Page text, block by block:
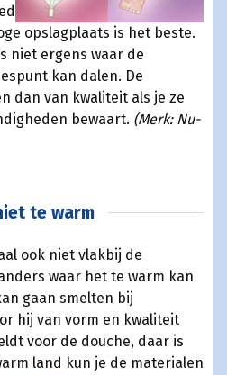
opslagplaats is het beste.
niet ergens waar de
kan dalen. De
dan van kwaliteit als je ze
bewaart. (Merk: Nu-
te warm
ook niet vlakbij de
waar het te warm kan
gaan smelten bij
hij van vorm en kwaliteit
voor de douche, daar is
land kun je de materialen